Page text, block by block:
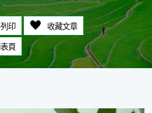
印 收藏文章
頁